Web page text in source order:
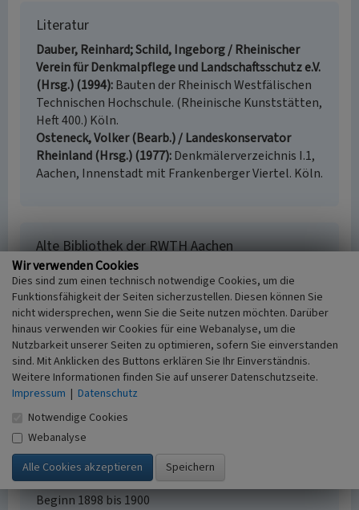
Literatur
Dauber, Reinhard; Schild, Ingeborg / Rheinischer
Verein für Denkmalpflege und Landschaftsschutz e.V.
(Hrsg.) (1994) Bauten der Rheinisch Westfälischen
Technischen Hochschule. (Rheinische Kunststätten,
Heft 400.) Köln.
Osteneck, Volker (Bearb.) / Landeskonservator
Rheinland (Hrsg.) (1977) Denkmälerverzeichnis I.1,
Aachen, Innenstadt mit Frankenberger Viertel. Köln.
Alte Bibliothek der RWTH Aachen
Schlagwörter
Universitätsgebäude Bibliotheksgebäude
Straße / Hausnummer
Wüllnerstraße 3
Ort
52062 Aachen
Fachsicht(en)
Denkmalpflege
Erfassungsmaßstab
i.d.R. 1:5.000 (größer als 1:20.000)
Erfassungsmethode
Literaturauswertung
Historischer Zeitraum
Beginn 1898 bis 1900
Wir verwenden Cookies
Dies sind zum einen technisch notwendige Cookies, um die
Funktionsfähigkeit der Seiten sicherzustellen. Diesen können Sie
nicht widersprechen, wenn Sie die Seite nutzen möchten. Darüber
hinaus verwenden wir Cookies für eine Webanalyse, um die
Nutzbarkeit unserer Seiten zu optimieren, sofern Sie einverstanden
sind. Mit Anklicken des Buttons erklären Sie Ihr Einverständnis.
Weitere Informationen finden Sie auf unserer Datenschutzseite.
Impressum | Datenschutz
Notwendige Cookies
Webanalyse